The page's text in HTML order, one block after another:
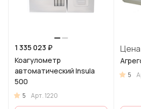
1 335 023 ₽
Коагулометр
автоматический Insula
500
5 Арт.1220
Цена
5